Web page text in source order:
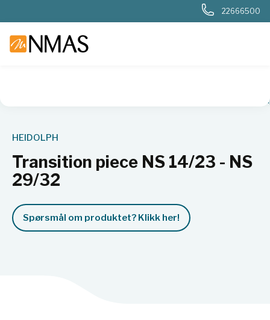
22666500
HEIDOLPH
Transition piece NS 14/23 - NS
29/32
Spørsmål om produktet? Klikk her!